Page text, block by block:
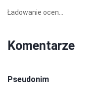
Ładowanie ocen...
Komentarze
Pseudonim